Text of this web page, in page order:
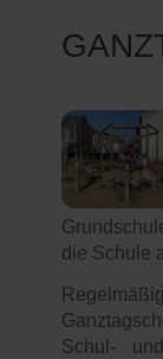
die Schule
Schul-